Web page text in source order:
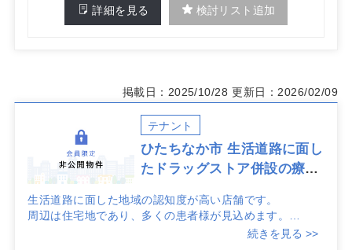
詳細を見る 検討リスト追加
掲載日：2025/10/28 更新日：2026/02/09
テナント
ひたちなか市 生活道路に面し
たドラッグストア併設の療物
生活道路に面した地域の認知度が高い店舗です。
周辺は住宅地であり、多くの患者様が見込めます。
続きを見る >>